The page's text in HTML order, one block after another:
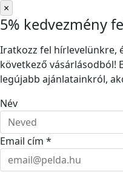
×
5% kedvezmény
Iratkozz fel hírlevelünkre,
következő vásárlásodból!
legújabb ajánlatainkról,
Név
Email cím *